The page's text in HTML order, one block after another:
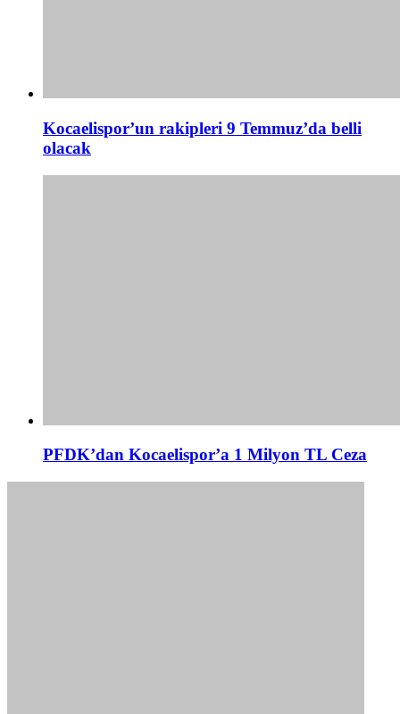
Kocaelispor’un rakipleri 9 Temmuz’da belli
olacak
PFDK’dan Kocaelispor’a 1 Milyon TL Ceza